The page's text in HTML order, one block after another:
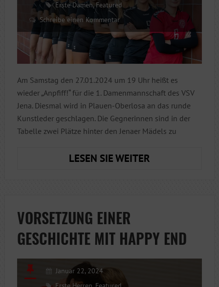
Erste Damen,Featured
Schreibe einen Kommentar
Am Samstag den 27.01.2024 um 19 Uhr heißt es
wieder „Anpfiff!“ für die 1. Damenmannschaft des VSV
Jena. Diesmal wird in Plauen-Oberlosa an das runde
Kunstleder geschlagen. Die Gegnerinnen sind in der
Tabelle zwei Plätze hinter den Jenaer Mädels zu
LESEN SIE WEITERHÄLT
VORSETZUNG EINER
GESCHICHTE MIT HAPPY END
Januar 22, 2024